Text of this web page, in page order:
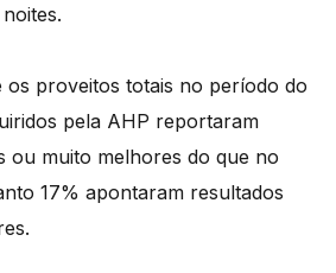
os proveitos totais no período do
pela AHP reportaram
ou muito melhores do que no
17% apontaram resultados